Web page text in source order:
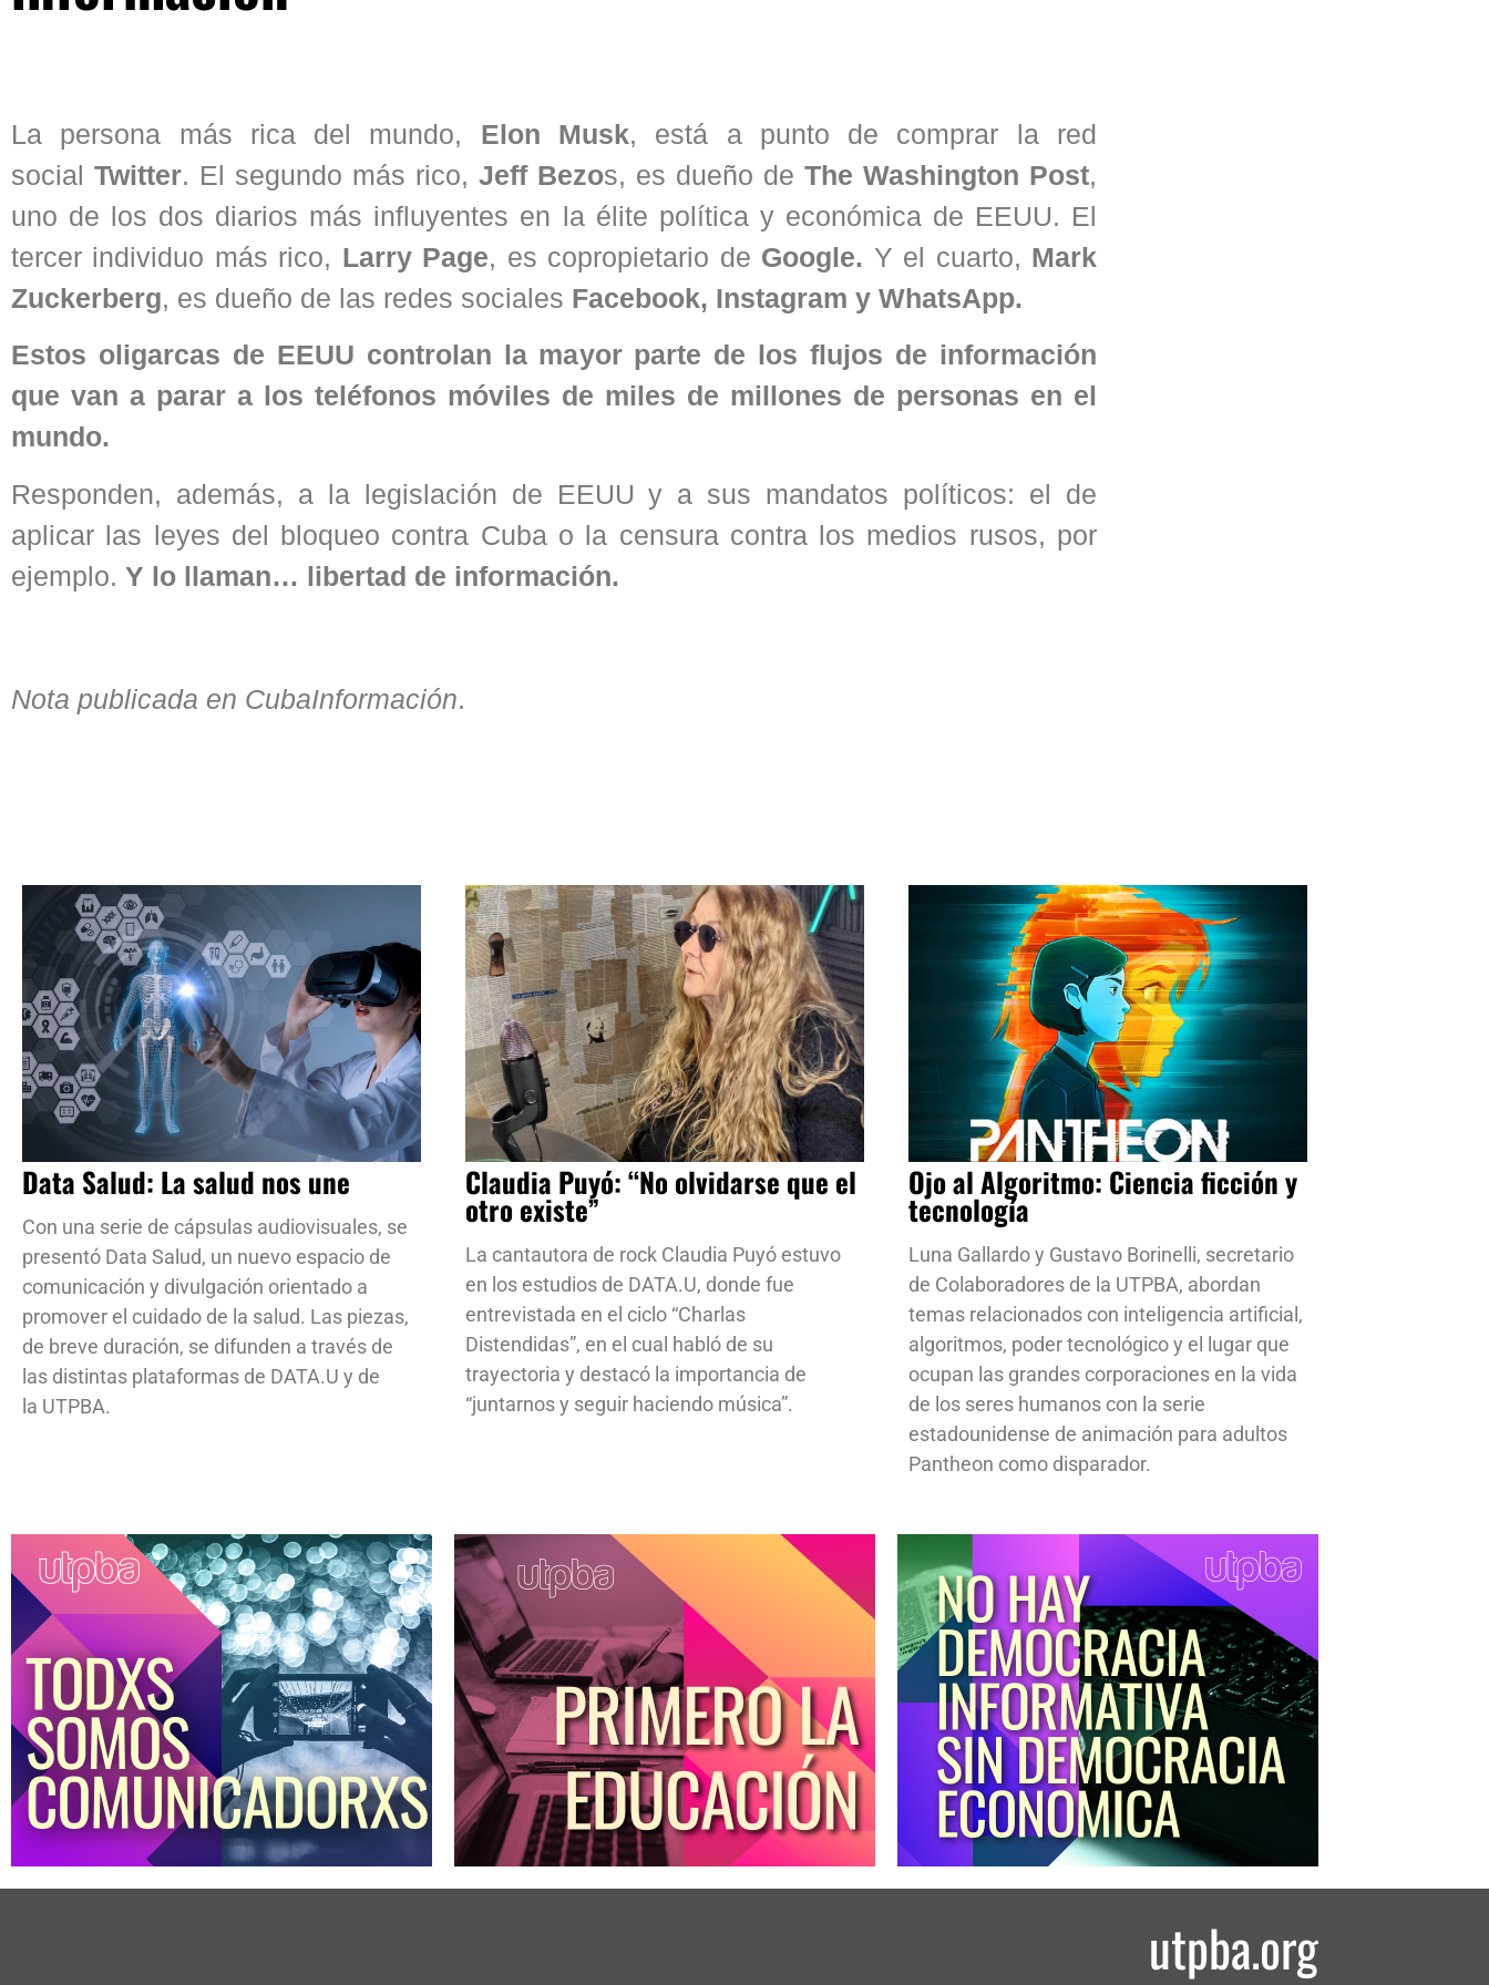
La persona más rica del mundo, Elon Musk, está a punto de comprar la red
social Twitter. El segundo más rico, Jeff Bezos, es dueño de The Washington Post,
uno de los dos diarios más influyentes en la élite política y económica de EEUU. El
tercer individuo más rico, Larry Page, es copropietario de Google. Y el cuarto, Mark
Zuckerberg, es dueño de las redes sociales Facebook, Instagram y WhatsApp.
Estos oligarcas de EEUU controlan la mayor parte de los flujos de información
que van a parar a los teléfonos móviles de miles de millones de personas en el
mundo.
Responden, además, a la legislación de EEUU y a sus mandatos políticos: el de
aplicar las leyes del bloqueo contra Cuba o la censura contra los medios rusos, por
ejemplo. Y lo llaman… libertad de información.
Nota publicada en CubaInformación.
Data Salud: La salud nos une
Con una serie de cápsulas audiovisuales, se
presentó Data Salud, un nuevo espacio de
comunicación y divulgación orientado a
promover el cuidado de la salud. Las piezas,
de breve duración, se difunden a través de
las distintas plataformas de DATA.U y de
la UTPBA.
Claudia Puyó: “No olvidarse que el
otro existe”
La cantautora de rock Claudia Puyó estuvo
en los estudios de DATA.U, donde fue
entrevistada en el ciclo “Charlas
Distendidas”, en el cual habló de su
trayectoria y destacó la importancia de
“juntarnos y seguir haciendo música”.
Ojo al Algoritmo: Ciencia ficción y
tecnología
Luna Gallardo y Gustavo Borinelli, secretario
de Colaboradores de la UTPBA, abordan
temas relacionados con inteligencia artificial,
algoritmos, poder tecnológico y el lugar que
ocupan las grandes corporaciones en la vida
de los seres humanos con la serie
estadounidense de animación para adultos
Pantheon como disparador.
utpba.org